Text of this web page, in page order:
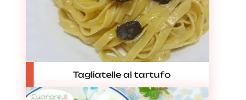
Tagliatelle al tartufo